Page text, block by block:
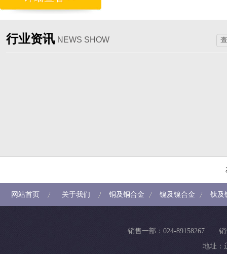
行业资讯 NEWS SHOW
网站首页 关于我们 铜及铜合金 镍及镍合金 钛及
销售一部：024-89158267
地址：